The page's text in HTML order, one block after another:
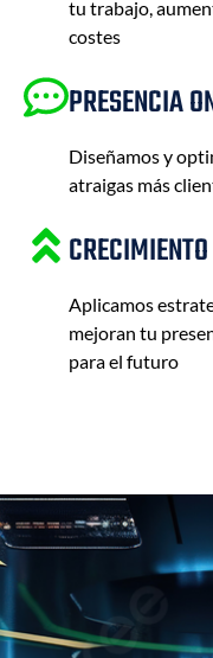
tu trabajo,
costes
PRESENCIA
Diseñamos y
atraigas más
CRECIMIENTO
Aplicamos
mejoran tu
para el futuro